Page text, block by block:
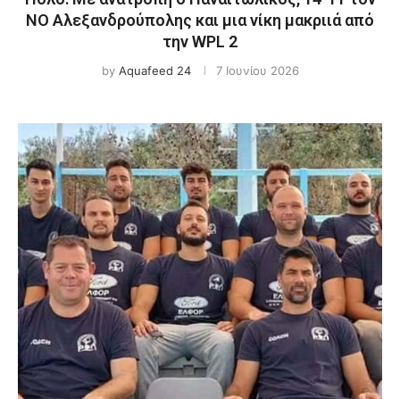
ΝΟ Αλεξανδρούπολης και μια νίκη μακριιά από
την WPL 2
by Aquafeed 24 7 Ιουνίου 2026